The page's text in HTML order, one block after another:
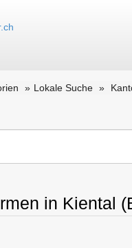
Lokale Suche
in Kiental